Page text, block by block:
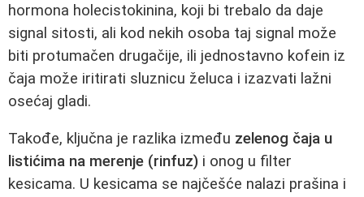
hormona holecistokinina, koji bi trebalo da daje
signal sitosti, ali kod nekih osoba taj signal može
biti protumačen drugačije, ili jednostavno kofein iz
čaja može iritirati sluznicu želuca i izazvati lažni
osećaj gladi.
Takođe, ključna je razlika između zelenog čaja u
listićima na merenje (rinfuz) i onog u filter
kesicama. U kesicama se najčešće nalazi prašina i